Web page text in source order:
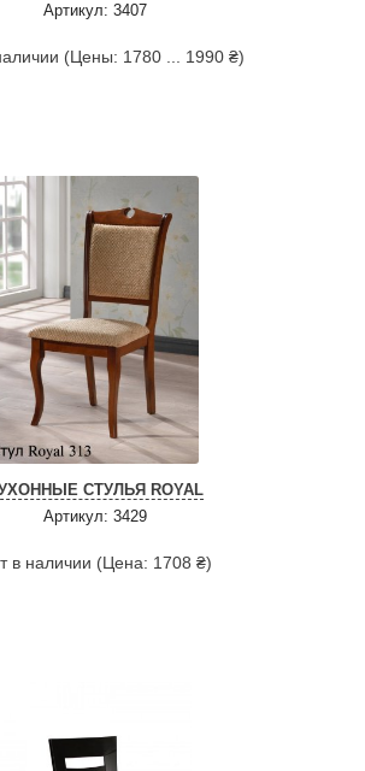
Артикул: 3407
(Цены: 1780 ... 1990 ₴)
СТУЛЬЯ ROYAL
Артикул: 3429
в наличии (Цена: 1708 ₴)